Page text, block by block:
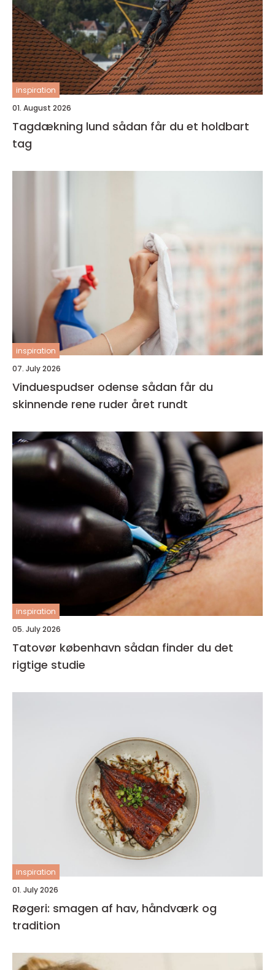
inspiration
01. August 2026
Tagdækning lund sådan får du et holdbart
tag
inspiration
07. July 2026
Vinduespudser odense sådan får du
skinnende rene ruder året rundt
inspiration
05. July 2026
Tatovør københavn sådan finder du det
rigtige studie
inspiration
01. July 2026
Røgeri: smagen af hav, håndværk og
tradition